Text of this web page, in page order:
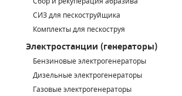
СИЗ для пескоструйщика
Комплекты для пескоструя
Электростанции (генераторы)
Бензиновые электрогенераторы
Дизельные электрогенераторы
Газовые электрогенераторы
РЕЛЕ ДАВЛЕНИЯ ДЛЯ ДЛЯ КОМПРЕССОРОВ
ДАТЧИКИ
РУКАВА ВЫСОКОГО ДАВЛЕНИЯ (РВД)